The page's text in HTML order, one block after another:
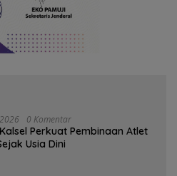
0 Komentar
Perkuat Pembinaan Atlet
Usia Dini